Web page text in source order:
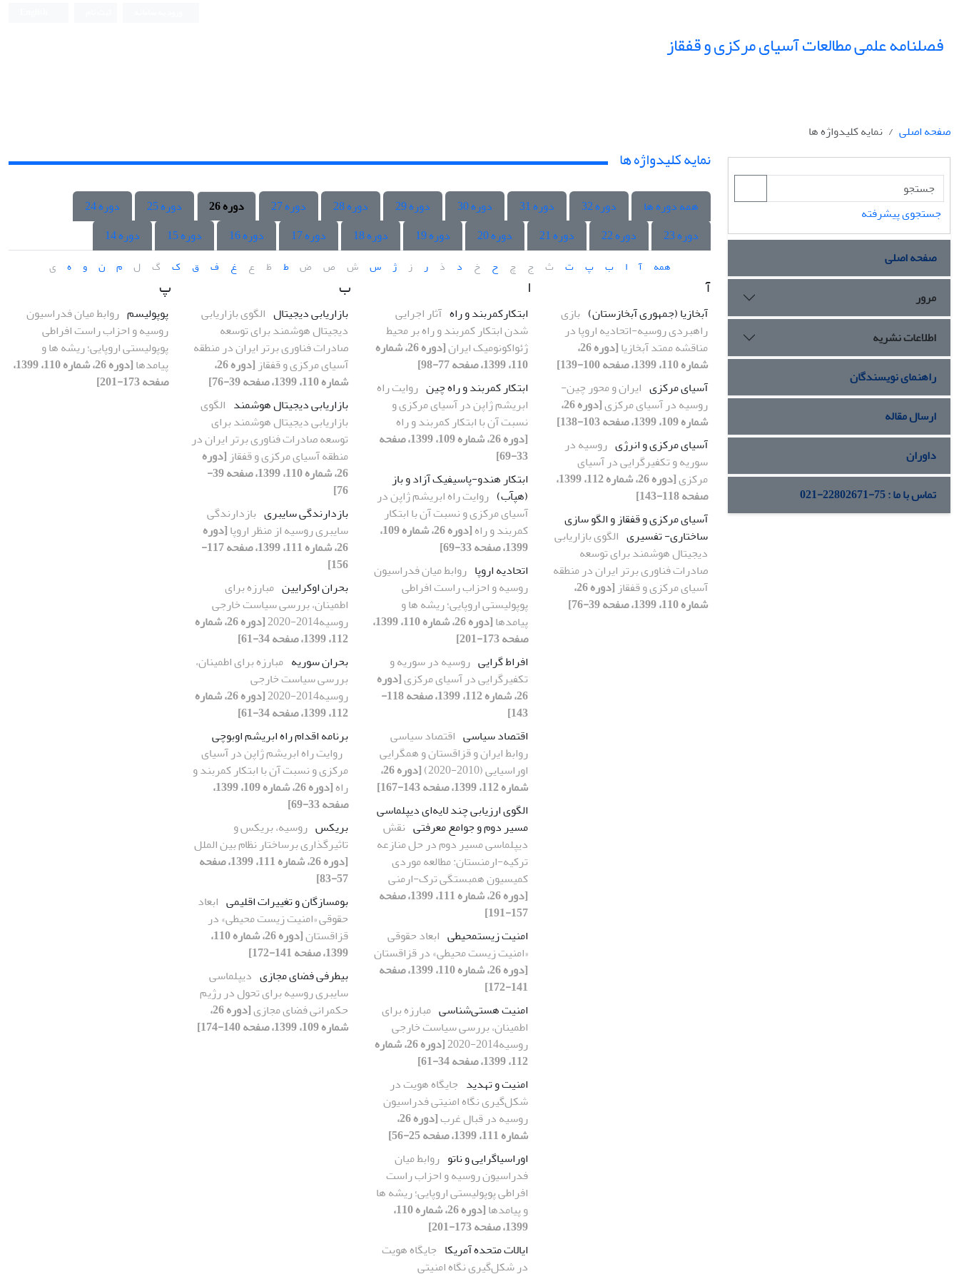
فصلنامه علمی مطالعات آسیای مرکزی و قفقاز
صفحه اصلی نمایه کلیدواژه ها
جستجوی پیشرفته
صفحه اصلی
مرور
اطلاعات نشریه
راهنمای نویسندگان
ارسال مقاله
داوران
تماس با ما : 75-22802671-021
نمایه کلیدواژه ها
همه دوره ها دوره 32 دوره 31 دوره 30 دوره 29 دوره 28 دوره 27 دوره 26 دوره 25
دوره 24
دوره 23
دوره 22 دوره 21 دوره 20 دوره 19 دوره 18 دوره 17 دوره 16 دوره 15 دوره 14
همه آ ا ب پ ت ث ج چ ح خ د ذ ر ز ژ س ش ص ض ط ظ ع غ ف ق ک گ ل م ن و ه ی
آ
آبخازیا (جمهوری آبخازستان) بازی
راهبردی روسیه-اتحادیه اروپا در
مناقشه ممتد آبخازیا
[دوره 26،
شماره 110، 1399، صفحه 100-139]
آسیای مرکزی ایران و محور چین-
روسیه در آسیای مرکزی
[دوره 26،
شماره 109، 1399، صفحه 103-138]
آسیای مرکزی و انرژی روسیه در
سوریه و تکفیرگرایی در آسیای
مرکزی
[دوره 26، شماره 112، 1399،
صفحه 118-143]
آسیای مرکزی و قفقاز و الگو سازی
ساختاری- تفسیری الگوی بازاریابی
دیجیتال هوشمند برای توسعه
صادرات فناوری برتر ایران در منطقه
آسیای مرکزی و قفقاز
[دوره 26،
شماره 110، 1399، صفحه 39-76]
ا
ابتکارکمربند و راه آثار اجرایی
شدن ابتکار کمربند و راه بر محیط
ژئواکونومیک ایران
[دوره 26، شماره
110، 1399، صفحه 77-98]
ابتکار کمربند و راه چین روایت راه
ابریشم ژاپن در آسیای مرکزی و
نسبت آن با ابتکار کمربند و راه
[دوره 26، شماره 109، 1399، صفحه
33-69]
ابتکار هندو-پاسیفیک آزاد و باز
(هپآب) روایت راه ابریشم ژاپن در
آسیای مرکزی و نسبت آن با ابتکار
کمربند و راه
[دوره 26، شماره 109،
1399، صفحه 33-69]
اتحادیه اروپا روابط میان فدراسیون
روسیه و احزاب راست افراطی
پوپولیستی اروپایی؛ ریشه ها و
پیامدها
[دوره 26، شماره 110، 1399،
صفحه 173-201]
افراط گرایی روسیه در سوریه و
تکفیرگرایی در آسیای مرکزی[دوره
26، شماره 112، 1399، صفحه 118-
143]
اقتصاد سیاسی اقتصاد سیاسی
روابط ایران و قزاقستان و همگرایی
اوراسیایی (2010-2020)
[دوره 26،
شماره 112، 1399، صفحه 143-167]
الگوی ارزیابی چند لایه‌ای دیپلماسی
مسیر دوم و جوامع معرفتی نقش
دیپلماسی مسیر دوم در حل منازعه
ترکیه-ارمنستان: مطالعه موردی
کمیسیون همبستگی ترک-ارمنی
[دوره 26، شماره 111، 1399، صفحه
157-191]
امنیت زیست‏محیطی ابعاد حقوقی
«امنیت زیست ‏محیطی» در قزاقستان
[دوره 26، شماره 110، 1399، صفحه
141-172]
امنیت هستی‌شناسی مبارزه برای
اطمینان، بررسی سیاست خارجی
روسیه2014-2020
[دوره 26، شماره
112، 1399، صفحه 34-61]
امنیت و تهدید جایگاه هویت در
شکل‌گیری نگاه امنیتی فدراسیون
روسیه در قبال غرب
[دوره 26،
شماره 111، 1399، صفحه 25-56]
اوراسیاگرایی و ناتو روابط میان
فدراسیون روسیه و احزاب راست
افراطی پوپولیستی اروپایی؛ ریشه ها
و پیامدها
[دوره 26، شماره 110،
1399، صفحه 173-201]
ایالات متحده آمریکا جایگاه هویت
در شکل‌گیری نگاه امنیتی
ب
بازاریابی دیجیتال الگوی بازاریابی
دیجیتال هوشمند برای توسعه
صادرات فناوری برتر ایران در منطقه
آسیای مرکزی و قفقاز
[دوره 26،
شماره 110، 1399، صفحه 39-76]
بازاریابی دیجیتال هوشمند الگوی
بازاریابی دیجیتال هوشمند برای
توسعه صادرات فناوری برتر ایران در
منطقه آسیای مرکزی و قفقاز [دوره
26، شماره 110، 1399، صفحه 39-
76]
بازدارندگی سایبری بازدارندگی
سایبری روسیه از منظر اروپا[دوره
26، شماره 111، 1399، صفحه 117-
156]
بحران اوکرایین مبارزه برای
اطمینان، بررسی سیاست خارجی
روسیه2014-2020
[دوره 26، شماره
112، 1399، صفحه 34-61]
بحران سوریه مبارزه برای اطمینان،
بررسی سیاست خارجی
روسیه2014-2020
[دوره 26، شماره
112، 1399، صفحه 34-61]
برنامه اقدام راه ابریشم اوبوچی
روایت راه ابریشم ژاپن در آسیای
مرکزی و نسبت آن با ابتکار کمربند و
راه
[دوره 26، شماره 109، 1399،
صفحه 33-69]
بریکس روسیه، بریکس و
تاثیرگذاری برساختار نظام بین الملل
[دوره 26، شماره 111، 1399، صفحه
57-83]
بوم‏سازگان و تغییرات اقلیمی ابعاد
حقوقی «امنیت زیست ‏محیطی» در
قزاقستان
[دوره 26، شماره 110،
1399، صفحه 141-172]
بی‏طرفی فضای مجازی دیپلماسی
سایبری روسیه برای تحول در رژیم
حکمرانی فضای مجازی
[دوره 26،
شماره 109، 1399، صفحه 140-174]
پ
پوپولیسم روابط میان فدراسیون
روسیه و احزاب راست افراطی
پوپولیستی اروپایی؛ ریشه ها و
پیامدها
[دوره 26، شماره 110، 1399،
صفحه 173-201]